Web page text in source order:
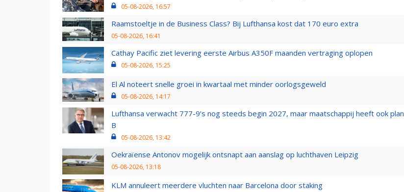
05-08-2026, 16:57
Raamstoeltje in de Business Class? Bij Lufthansa kost dat 170 euro extra
05-08-2026, 16:41
Cathay Pacific ziet levering eerste Airbus A350F maanden vertraging oplopen
05-08-2026, 15:25
El Al noteert snelle groei in kwartaal met minder oorlogsgeweld
05-08-2026, 14:17
Lufthansa verwacht 777-9’s nog steeds begin 2027, maar maatschappij heeft ook plan
B
05-08-2026, 13:42
Oekraïense Antonov mogelijk ontsnapt aan aanslag op luchthaven Leipzig
05-08-2026, 13:18
KLM annuleert meerdere vluchten naar Barcelona door staking